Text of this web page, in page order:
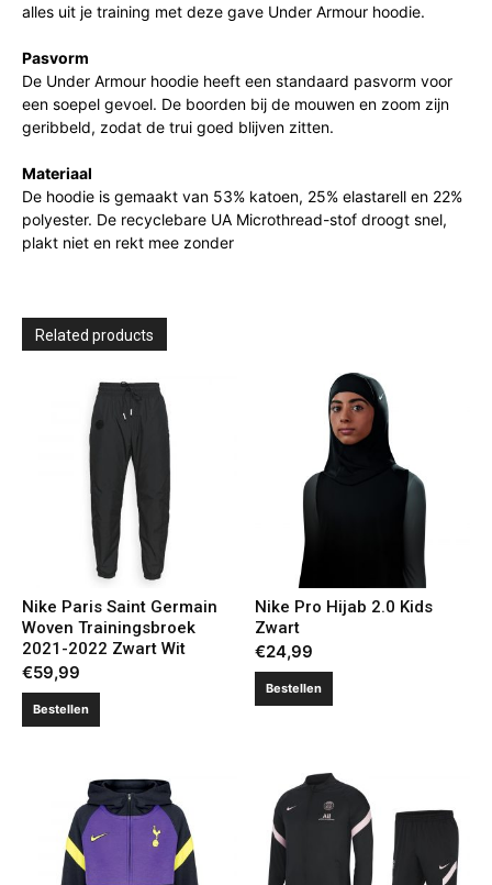
alles uit je training met deze gave Under Armour hoodie.
Pasvorm
De Under Armour hoodie heeft een standaard pasvorm voor
een soepel gevoel. De boorden bij de mouwen en zoom zijn
geribbeld, zodat de trui goed blijven zitten.
Materiaal
De hoodie is gemaakt van 53% katoen, 25% elastarell en 22%
polyester. De recyclebare UA Microthread-stof droogt snel,
plakt niet en rekt mee zonder
Related products
Nike Paris Saint Germain
Woven Trainingsbroek
2021-2022 Zwart Wit
€59,99
Bestellen
Nike Pro Hijab 2.0 Kids
Zwart
€24,99
Bestellen